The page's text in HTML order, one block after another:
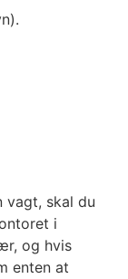
vagt, skal du
i
og hvis
enten at